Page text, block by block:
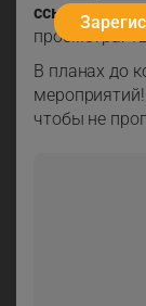
ссылке:
просмотра:
В планах до
чтобы не